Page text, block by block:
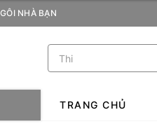
NHÀ BẠN
TRANG CHỦ